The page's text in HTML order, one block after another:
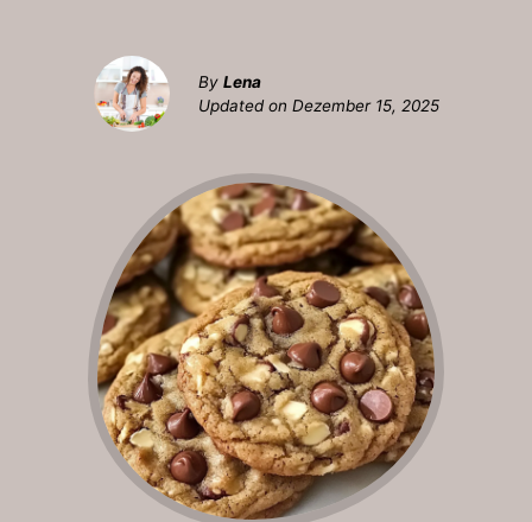
By Lena
Updated on Dezember 15, 2025